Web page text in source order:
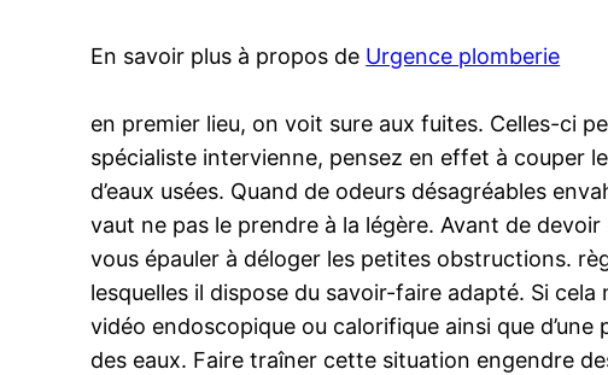
En savoir plus à propos de Urgence plomberie
en premier lieu, on voit sure aux fuites. Celles-ci
spécialiste intervienne, pensez en effet à couper
d’eaux usées. Quand de odeurs désagréables
vaut ne pas le prendre à la légère. Avant de
vous épauler à déloger les petites obstructions.
lesquelles il dispose du savoir-faire adapté. Si
vidéo endoscopique ou calorifique ainsi que
des eaux. Faire traîner cette situation engendre